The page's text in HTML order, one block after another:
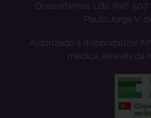
Oceanifarma, Lda. (NIF 507
Paulo Jorge V.
Autorizado a disponibilizar
médica, através da